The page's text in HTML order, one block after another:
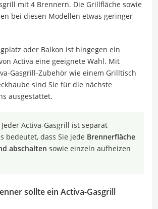
mit 4 Brennern. Die Grillfläche sowie
bei diesen Modellen etwas geringer
oder Balkon ist hingegen ein
Activa eine geeignete Wahl. Mit
Gasgrill-Zubehör wie einem Grilltisch
sind Sie für die nächste
ausgestattet.
Jeder Activa-Gasgrill ist separat
bedeutet, dass Sie jede Brennerfläche
abschalten sowie einzeln aufheizen
sollte ein Activa-Gasgrill